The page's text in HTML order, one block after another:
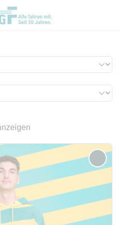
Direkt zur Hauptnavigation
Direkt zum Inhalt springen
Webseiten-Barriere melden
merken